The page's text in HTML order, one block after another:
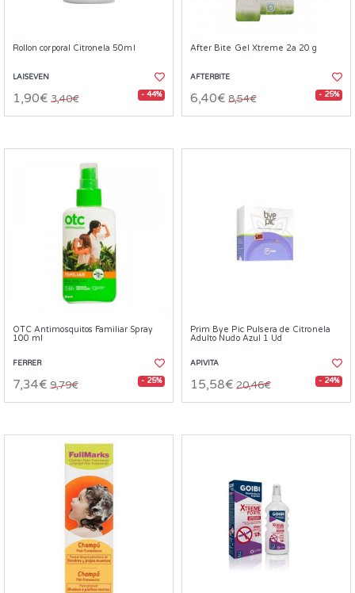
Rollon corporal Citronela 50ml
LAISEVEN
1,90€ 3,40€ - 44%
After Bite Gel Xtreme 2a 20 g
AFTERBITE
6,40€ 8,54€ - 25%
OTC Antimosquitos Familiar Spray
100 ml
FERRER
7,34€ 9,79€ - 25%
Prim Bye Pic Pulsera de Citronela
Adulto Nudo Azul 1 Ud
APIVITA
15,58€ 20,46€ - 24%